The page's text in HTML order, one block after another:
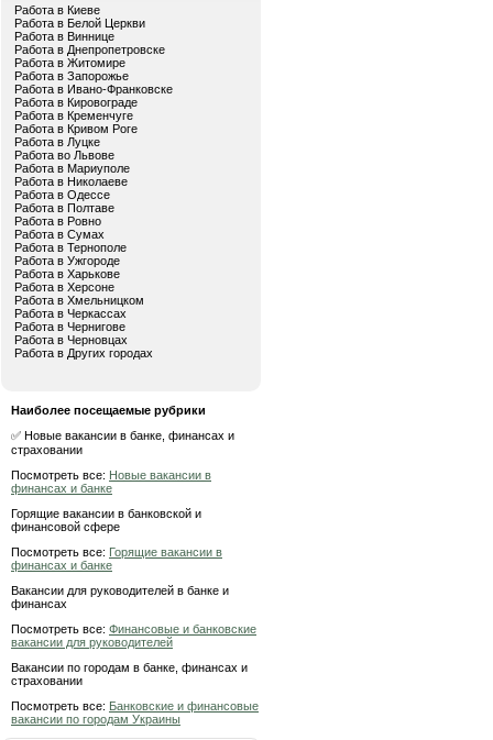
Работа в Киеве
Работа в Белой Церкви
Работа в Виннице
Работа в Днепропетровске
Работа в Житомире
Работа в Запорожье
Работа в Ивано-Франковске
Работа в Кировограде
Работа в Кременчуге
Работа в Кривом Роге
Работа в Луцке
Работа во Львове
Работа в Мариуполе
Работа в Николаеве
Работа в Одессе
Работа в Полтаве
Работа в Ровно
Работа в Сумах
Работа в Тернополе
Работа в Ужгороде
Работа в Харькове
Работа в Херсоне
Работа в Хмельницком
Работа в Черкассах
Работа в Чернигове
Работа в Черновцах
Работа в Других городах
Наиболее посещаемые рубрики
✅ Новые вакансии в банке, финансах и
страховании
Посмотреть все: Новые вакансии в
финансах и банке
Горящие вакансии в банковской и
финансовой сфере
Посмотреть все: Горящие вакансии в
финансах и банке
Вакансии для руководителей в банке и
финансах
Посмотреть все: Финансовые и банковские
вакансии для руководителей
Вакансии по городам в банке, финансах и
страховании
Посмотреть все: Банковские и финансовые
вакансии по городам Украины